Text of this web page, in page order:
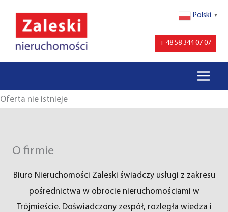
treści
+ 48 58 344 07 07
Oferta nie istnieje
O firmie
Biuro Nieruchomości Zaleski świadczy usługi z zakresu
pośrednictwa w obrocie nieruchomościami w
Trójmieście. Doświadczony zespół, rozległa wiedza i
Polski ▼